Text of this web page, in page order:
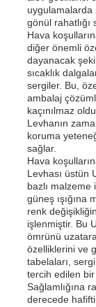
Fabrika turu
Kalite kontrol
Bize ulaşın
Haberler
Tüm servis
Teklif isteği
pp plastik
uygulamalarda
gönül rahatlığı
Hava
diğer önemli
dayanacak
sıcaklık
sergiler. Bu,
ambalaj
kaçınılmaz
Levhanın
koruma
sağlar.
Hava
Levhası üstün
bazlı malzeme
güneş ışığına
renk
işlenmiştir. Bu
ömrünü
özelliklerini ve
tabelaları,
tercih edilen bir
Sağlamlığına
derecede